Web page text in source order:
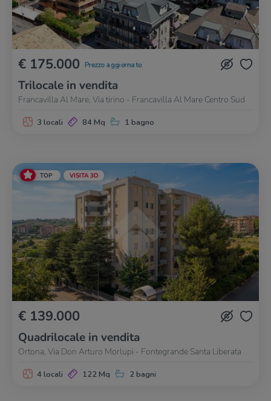
€ 175.000 Prezzo aggiornato
Trilocale in vendita
Francavilla Al Mare, Via tirino - Francavilla Al Mare Centro Sud
3 locali 84 Mq 1 bagno
TOP VISITA 3D
€ 139.000
Quadrilocale in vendita
Ortona, Via Don Arturo Morlupi - Fontegrande Santa Liberata
4 locali 122 Mq 2 bagni